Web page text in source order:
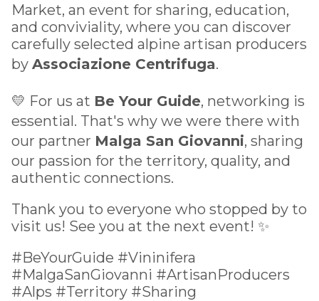
Market, an event for sharing, education,
and conviviality, where you can discover
carefully selected alpine artisan producers
by Associazione Centrifuga.
💛 For us at Be Your Guide, networking is
essential. That's why we were there with
our partner Malga San Giovanni, sharing
our passion for the territory, quality, and
authentic connections.
Thank you to everyone who stopped by to
visit us! See you at the next event! ✨
#BeYourGuide #Vininifera
#MalgaSanGiovanni #ArtisanProducers
#Alps #Territory #Sharing